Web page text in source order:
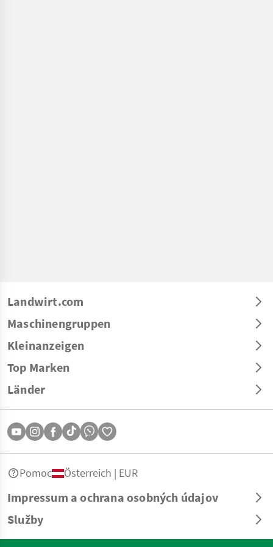
Landwirt.com
Maschinengruppen
Kleinanzeigen
Top Marken
Länder
Impressum a ochrana osobných údajov
Služby
Pomoc Österreich | EUR